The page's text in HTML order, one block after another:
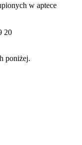
w aptece
20
poniżej.